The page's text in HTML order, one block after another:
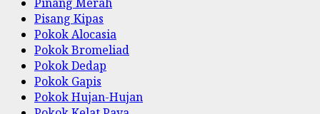
Pisang Kipas
Pokok Alocasia
Pokok Bromeliad
Pokok Dedap
Pokok Gapis
Pokok Hujan-Hujan